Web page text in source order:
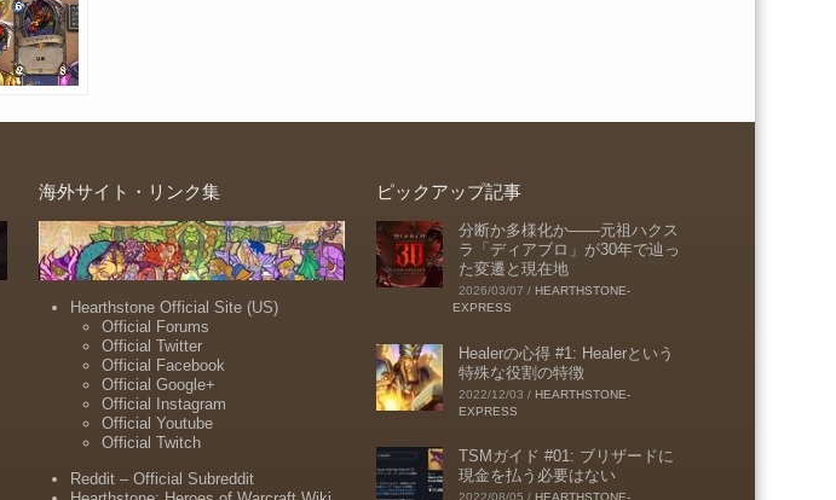
海外サイト・リンク集
Hearthstone Official Site (US)
Official Forums
Official Twitter
Official Facebook
Official Google+
Official Instagram
Official Youtube
Official Twitch
Reddit – Official Subreddit
ピックアップ記事
分断か多様化か――元祖ハクス
ラ「ディアブロ」が30年で辿っ
た変遷と現在地
2026/03/07 / HEARTHSTONE-
EXPRESS
Healerの心得 #1: Healerという
特殊な役割の特徴
2022/12/03 / HEARTHSTONE-
EXPRESS
TSMガイド #01: ブリザードに
現金を払う必要はない